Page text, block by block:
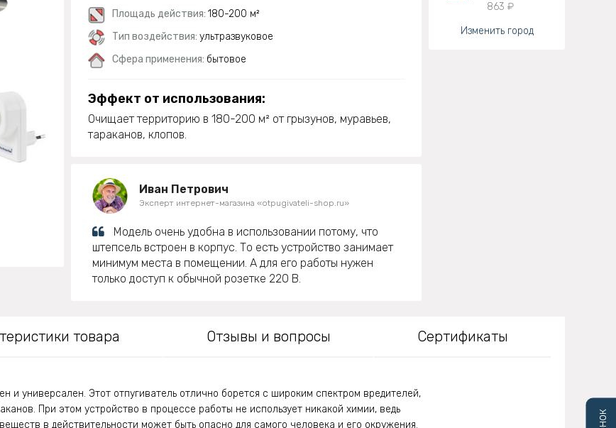
Площадь действия: 180-200 м²
Тип воздействия: ультразвуковое
Сфера применения: бытовое
Эффект от использования:
Очищает территорию в 180-200 м² от грызунов, муравьев,
тараканов, клопов.
Иван Петрович
Эксперт интернет-магазина «otpugivateli-shop.ru»
Модель очень удобна в использовании потому, что
штепсель встроен в корпус. То есть устройство занимает
минимум места в помещении. А для его работы нужен
только доступ к обычной розетке 220 В.
863 ₽
Изменить город
товара Отзывы и вопросы Сертификаты
и универсален. Этот отпугиватель отлично борется с широким спектром вредителей,
При этом устройство в процессе работы не использует никакой химии, ведь
в действительности может быть опасно для самого человека и его окружения.